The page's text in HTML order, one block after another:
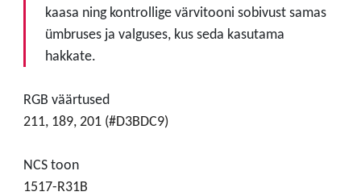
kaasa ning kontrollige värvitooni sobivust samas
ümbruses ja valguses, kus seda kasutama
hakkate.
RGB väärtused
211, 189, 201 (#D3BDC9)
NCS toon
1517-R31B